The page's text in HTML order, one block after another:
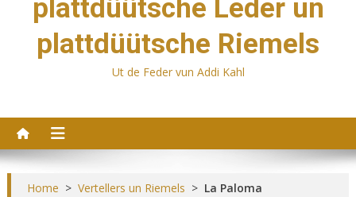
plattdüütsche Leder un
plattdüütsche Riemels
Ut de Feder vun Addi Kahl
Home > Vertellers un Riemels > La Paloma